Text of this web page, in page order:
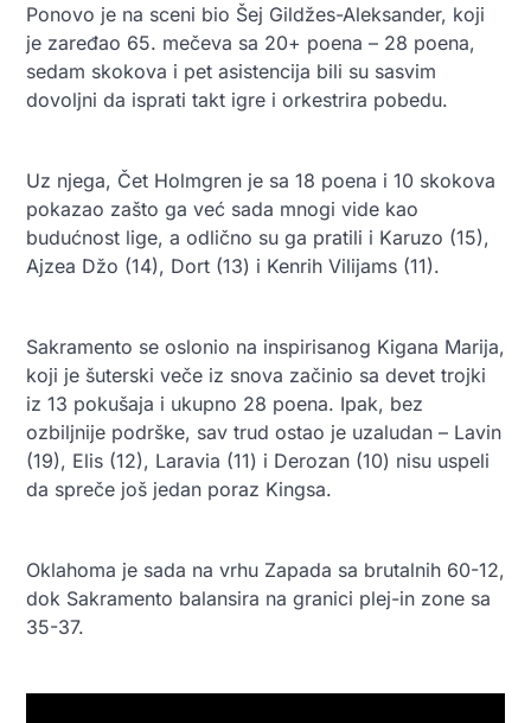
Ponovo je na sceni bio Šej Gildžes-Aleksander, koji
je zaređao 65. mečeva sa 20+ poena – 28 poena,
sedam skokova i pet asistencija bili su sasvim
dovoljni da isprati takt igre i orkestrira pobedu.
Uz njega, Čet Holmgren je sa 18 poena i 10 skokova
pokazao zašto ga već sada mnogi vide kao
budućnost lige, a odlično su ga pratili i Karuzo (15),
Ajzea Džo (14), Dort (13) i Kenrih Vilijams (11).
Sakramento se oslonio na inspirisanog Kigana Marija,
koji je šuterski veče iz snova začinio sa devet trojki
iz 13 pokušaja i ukupno 28 poena. Ipak, bez
ozbiljnije podrške, sav trud ostao je uzaludan – Lavin
(19), Elis (12), Laravia (11) i Derozan (10) nisu uspeli
da spreče još jedan poraz Kingsa.
Oklahoma je sada na vrhu Zapada sa brutalnih 60-12,
dok Sakramento balansira na granici plej-in zone sa
35-37.